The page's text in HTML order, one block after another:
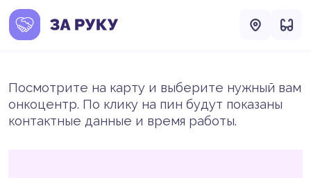
Посмотрите на карту и выберите нужный вам
онкоцентр. По клику на пин будут показаны
контактные данные и время работы.